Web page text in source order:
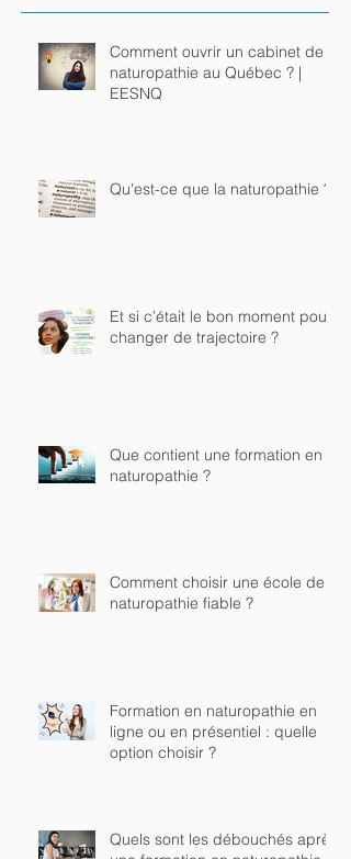
Comment ouvrir un cabinet de
naturopathie au Québec ? |
EESNQ
Qu'est-ce que la naturopathie ?
Et si c’était le bon moment pour
changer de trajectoire ?
Que contient une formation en
naturopathie ?
Comment choisir une école de
naturopathie fiable ?
Formation en naturopathie en
ligne ou en présentiel : quelle
option choisir ?
Quels sont les débouchés après